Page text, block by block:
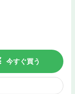
今すぐ買う